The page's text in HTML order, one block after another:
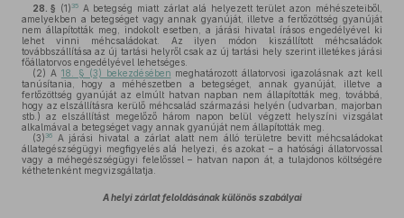
28. § (1) 35A betegség miatt zárlat alá helyezett terület azon méhészeteiből,
amelyekben a betegséget vagy annak gyanúját, illetve a fertőzöttség gyanúját
nem állapították meg, indokolt esetben, a járási hivatal írásos engedélyével ki
lehet vinni méhcsaládokat. Az ilyen módon kiszállított méhcsaládok
továbbszállítása az új tartási helyről csak az új tartási hely szerint illetékes járási
főállatorvos engedélyével lehetséges.
(2) A 18. § (3) bekezdésében meghatározott állatorvosi igazolásnak azt kell
tanúsítania, hogy a méhészetben a betegséget, annak gyanúját, illetve a
fertőzöttség gyanúját az elmúlt hatvan napban nem állapították meg, továbbá,
hogy az elszállításra kerülő méhcsalád származási helyén (udvarban, majorban
stb.) az elszállítást megelőző három napon belül végzett helyszíni vizsgálat
alkalmával a betegséget vagy annak gyanúját nem állapították meg.
(3) 36
A járási hivatal a zárlat alatt nem álló területre bevitt méhcsaládokat
állategészségügyi megfigyelés alá helyezi, és azokat – a hatósági állatorvossal
vagy a méhegészségügyi felelőssel – hatvan napon át, a tulajdonos költségére
kéthetenként megvizsgáltatja.
A helyi zárlat feloldásának különös szabályai